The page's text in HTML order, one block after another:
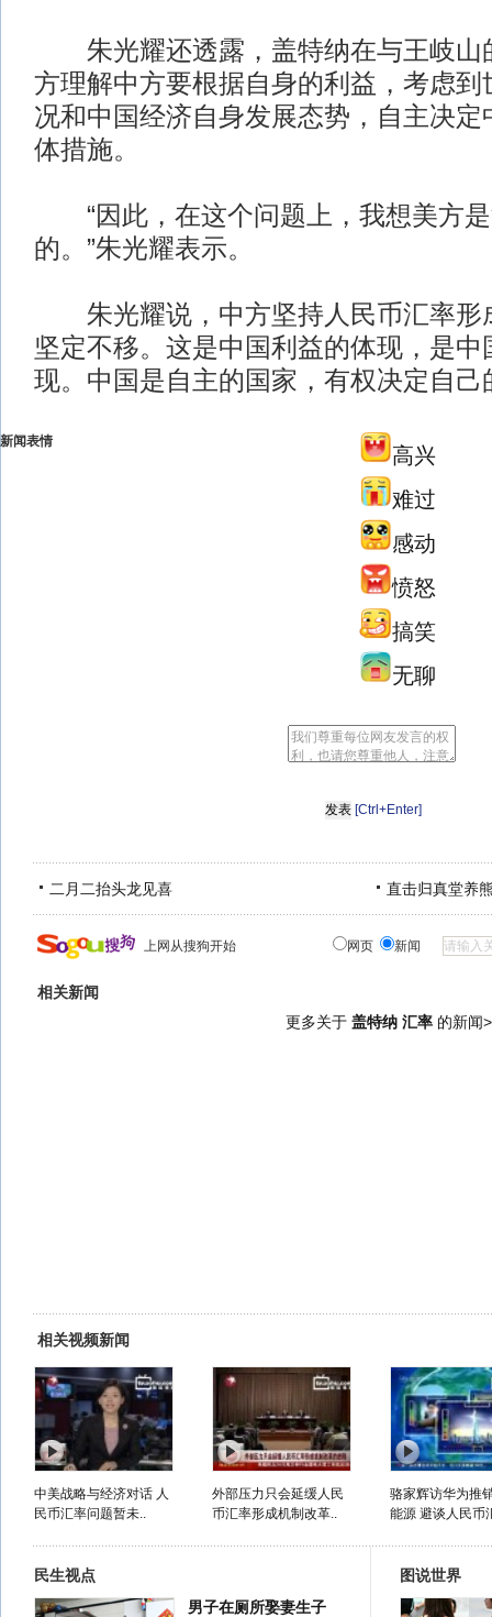
朱光耀还透露，盖特纳在与王岐山
方理解中方要根据自身的利益，考虑到
况和中国经济自身发展态势，自主决定
体措施。
“因此，在这个问题上，我想美方是
的。”朱光耀表示。
朱光耀说，中方坚持人民币汇率形
坚定不移。这是中国利益的体现，是中
现。中国是自主的国家，有权决定自己
新闻表情
高兴
难过
感动
愤怒
搞笑
无聊
[Ctrl+Enter]
二月二抬头龙见喜 直击归真堂养
上网从搜狗开始 网页 新闻
相关新闻
更多关于 盖特纳 汇率的新闻
相关视频新闻
中美战略与经济对话 人
民币汇率问题暂未..
外部压力只会延缓人民
币汇率形成机制改革..
骆家辉访华为推
能源 避谈人民币
民生视点
男子在厕所娶妻生子
图说世界